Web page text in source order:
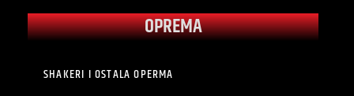
OPREMA
SHAKERI I OSTALA OPERMA